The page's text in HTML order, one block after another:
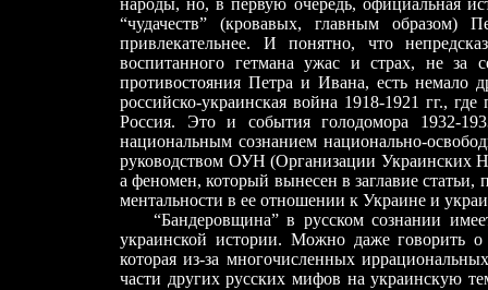
народы, но, в первую очередь, официальная
“чудачеств” (кровавых, главным образом)
привлекательнее. И понятно, что
воспитанного гетмана ужас и страх, не за
противостояния Петра и Ивана, есть немало
российско-украинская война 1918-1921 гг.,
Россия. Это и события голодомора 1932-
национальным сознанием национально-
руководством ОУН (Организации Украинских
а феномен, который вынесен в заглавие
ментальности в ее отношении к Украине и
“Бандеровщина” в русском сознании
украинской истории. Можно даже говорить
которая из-за многочисленных
части других русских мифов на украинскую